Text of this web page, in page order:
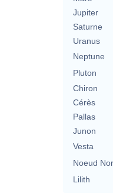
Jupiter
Saturne
Uranus
Neptune
Pluton
Chiron
Cérès
Pallas
Junon
Vesta
Noeud
Lilith